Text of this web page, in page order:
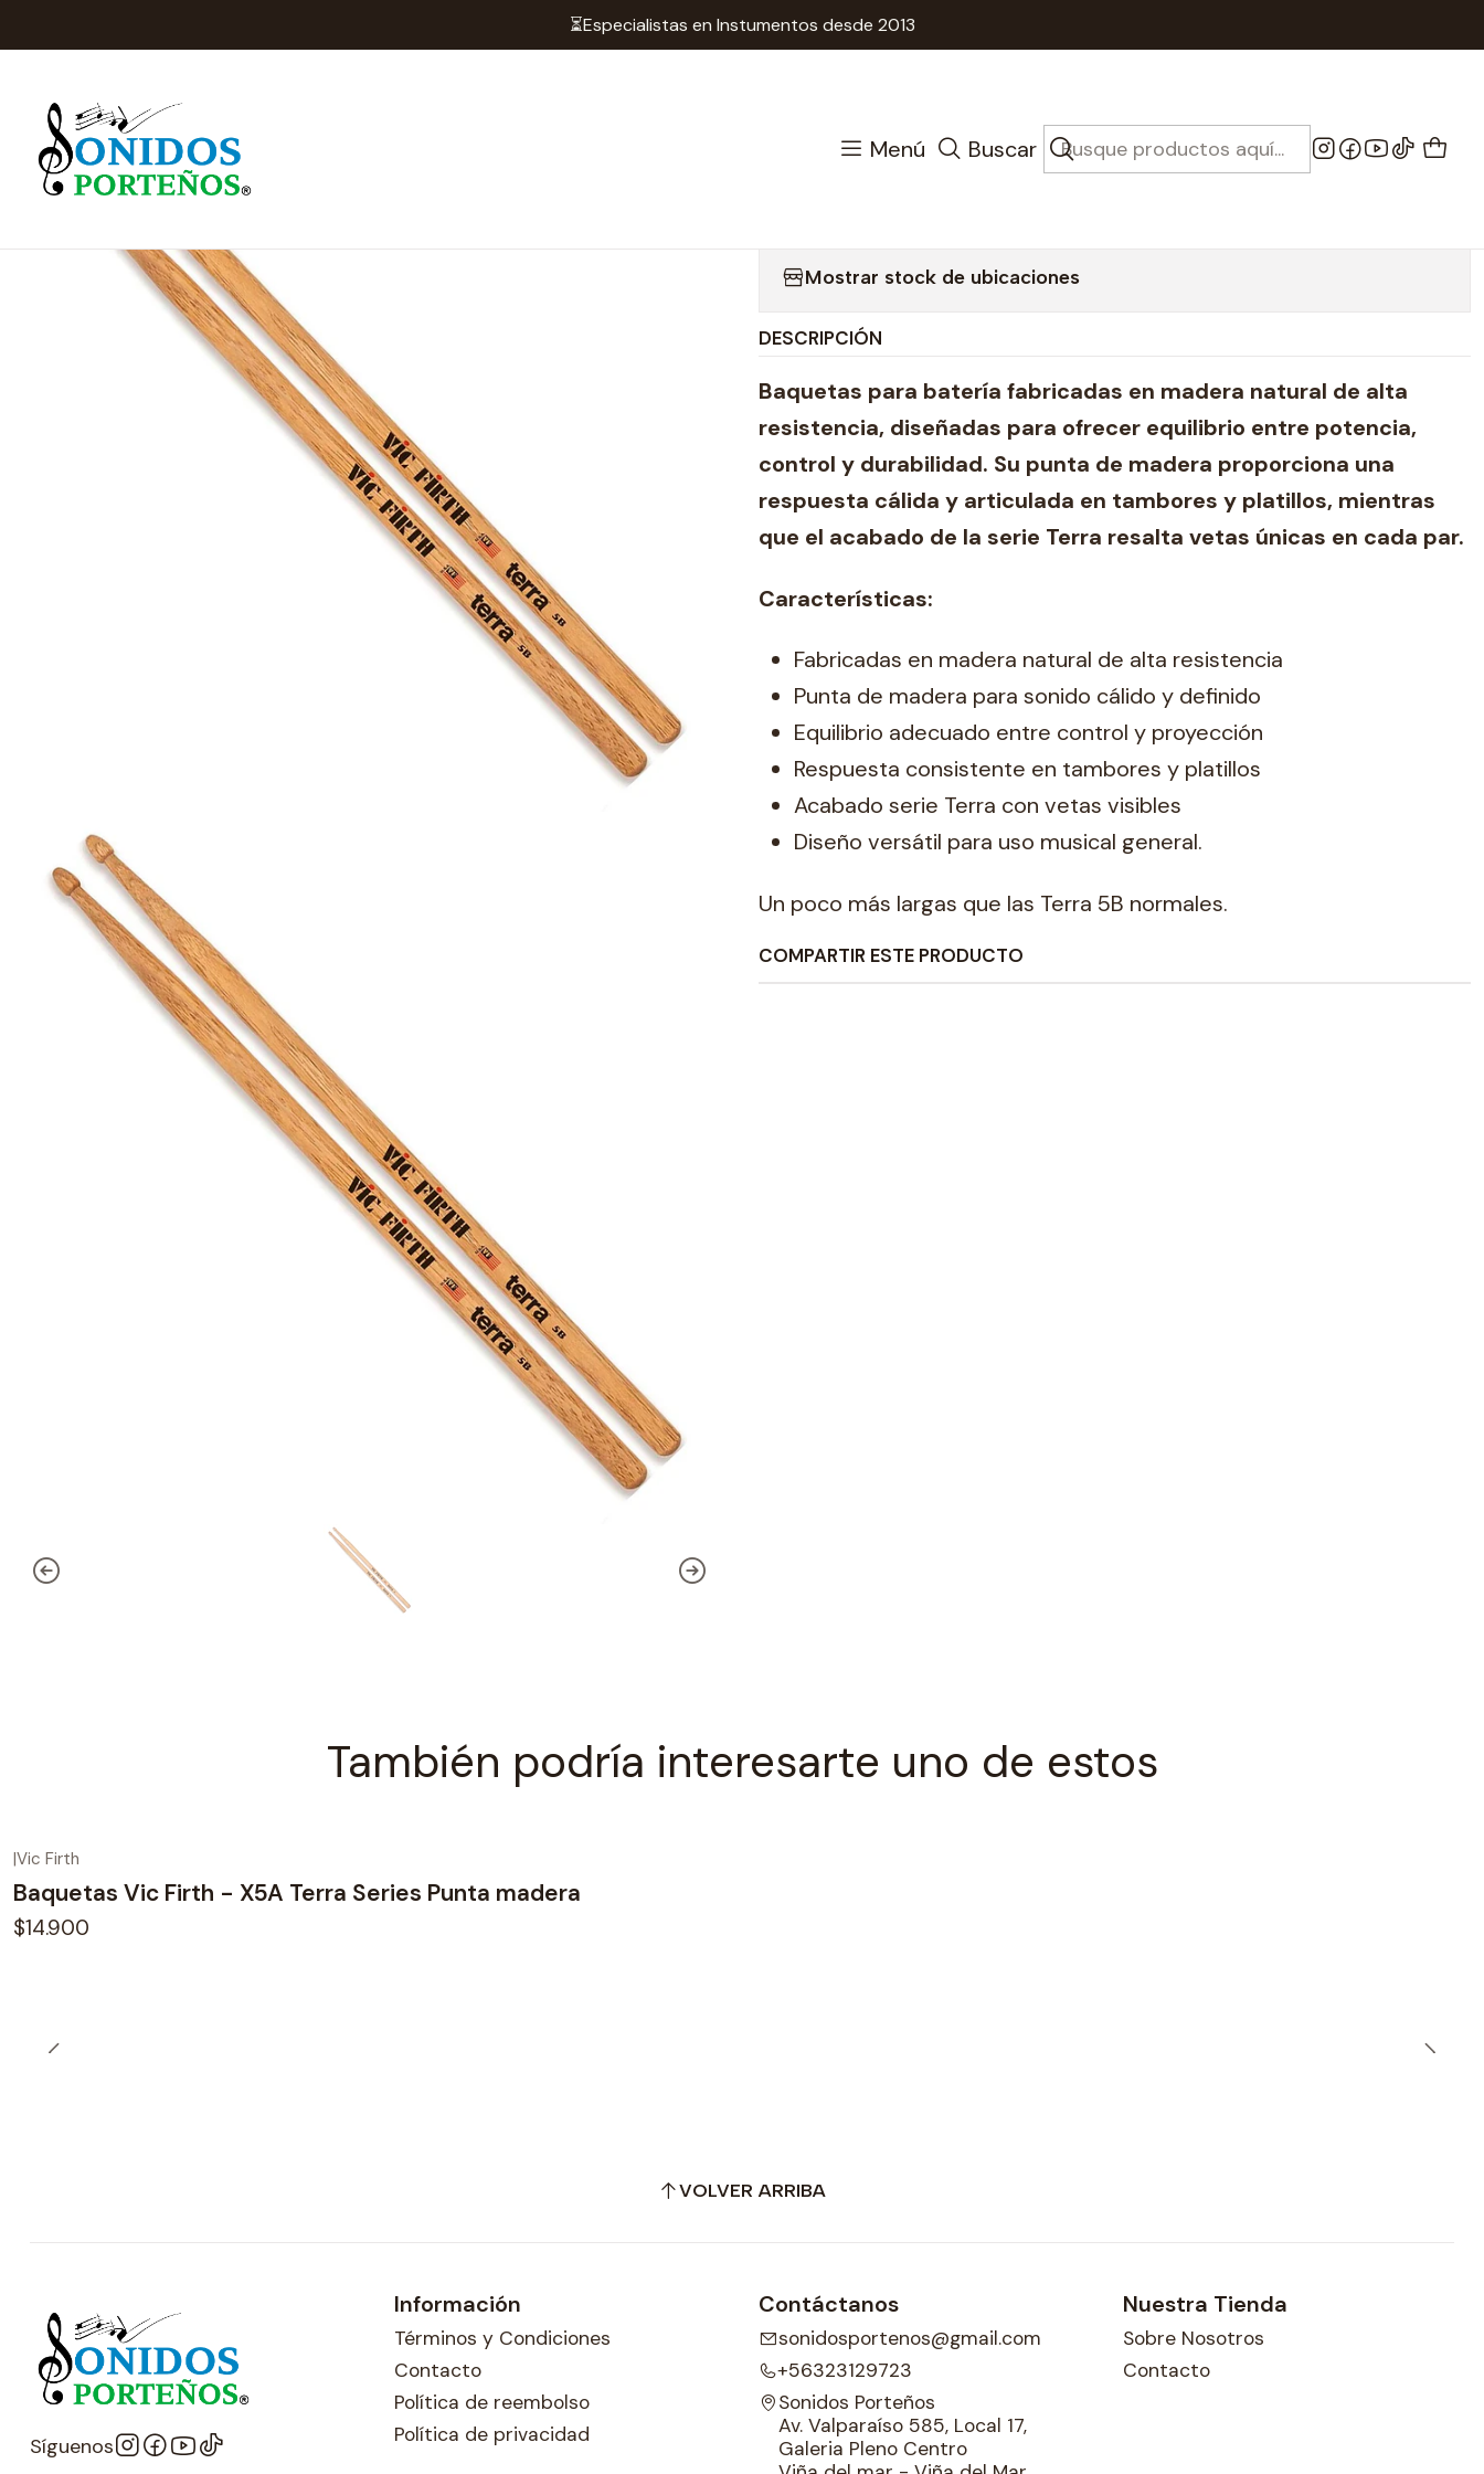
Menú Buscar
⏳Especialistas en Instumentos desde 2013
Instrumentos de Percusión Baquetas Baquetas Vic Firth - X5B Terra Series Punta madera
Baquetas Vic Firth - X5B Terra
Series Punta madera
Mostrar stock de ubicaciones
DESCRIPCIÓN
Baquetas para batería fabricadas en madera natural de alta
resistencia, diseñadas para ofrecer equilibrio entre potencia,
control y durabilidad. Su punta de madera proporciona una
respuesta cálida y articulada en tambores y platillos, mientras
que el acabado de la serie Terra resalta vetas únicas en cada par.
Características:
Fabricadas en madera natural de alta resistencia
Punta de madera para sonido cálido y definido
Equilibrio adecuado entre control y proyección
Respuesta consistente en tambores y platillos
Acabado serie Terra con vetas visibles
Diseño versátil para uso musical general.
Un poco más largas que las Terra 5B normales.
COMPARTIR ESTE PRODUCTO
También podría interesarte uno de estos
|Vic Firth
Baquetas Vic Firth - X5A Terra Series Punta madera
$14.900
VOLVER ARRIBA
Síguenos
Información
Términos y Condiciones
Contacto
Política de reembolso
Política de privacidad
Contáctanos
sonidosportenos@gmail.com
+56323129723
Sonidos Porteños
Av. Valparaíso 585, Local 17,
Galeria Pleno Centro
Nuestra Tienda
Sobre Nosotros
Contacto